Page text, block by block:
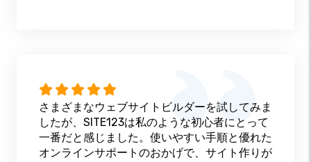
さまざまなウェブサイトビルダーを試してみま
したが、SITE123は私のような初心者にとって
一番だと感じました。使いやすい手順と優れた
オンラインサポートのおかげで、サイト作りが